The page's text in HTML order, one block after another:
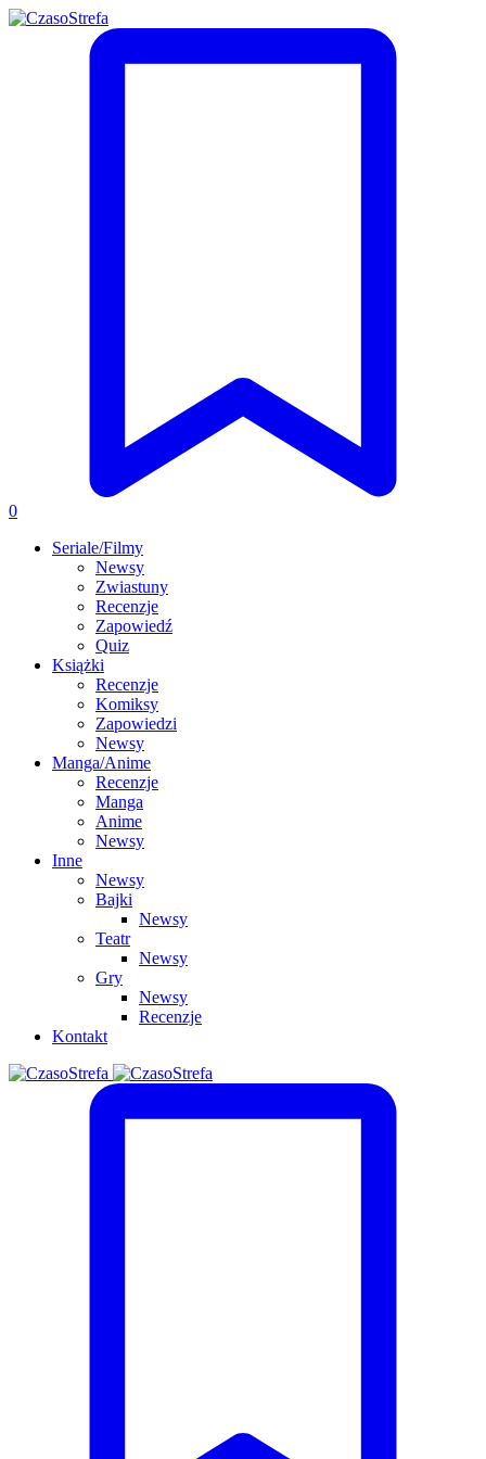
0
Seriale/Filmy
Newsy
Zwiastuny
Recenzje
Zapowiedź
Quiz
Książki
Recenzje
Komiksy
Zapowiedzi
Newsy
Manga/Anime
Recenzje
Manga
Anime
Newsy
Inne
Newsy
Bajki
Newsy
Teatr
Newsy
Gry
Newsy
Recenzje
Kontakt